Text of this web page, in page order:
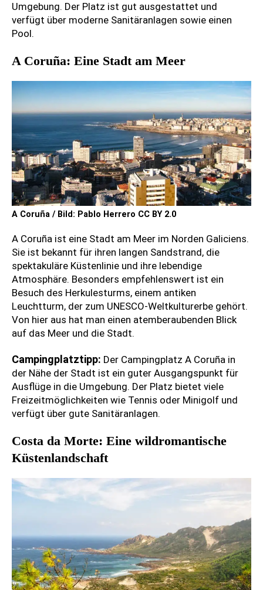
Umgebung. Der Platz ist gut ausgestattet und
verfügt über moderne Sanitäranlagen sowie einen
Pool.
A Coruña: Eine Stadt am Meer
A Coruña / Bild: Pablo Herrero CC BY 2.0
A Coruña ist eine Stadt am Meer im Norden Galiciens.
Sie ist bekannt für ihren langen Sandstrand, die
spektakuläre Küstenlinie und ihre lebendige
Atmosphäre. Besonders empfehlenswert ist ein
Besuch des Herkulesturms, einem antiken
Leuchtturm, der zum UNESCO-Weltkulturerbe gehört.
Von hier aus hat man einen atemberaubenden Blick
auf das Meer und die Stadt.
Campingplatztipp: Der Campingplatz A Coruña in
der Nähe der Stadt ist ein guter Ausgangspunkt für
Ausflüge in die Umgebung. Der Platz bietet viele
Freizeitmöglichkeiten wie Tennis oder Minigolf und
verfügt über gute Sanitäranlagen.
Costa da Morte: Eine wildromantische
Küstenlandschaft